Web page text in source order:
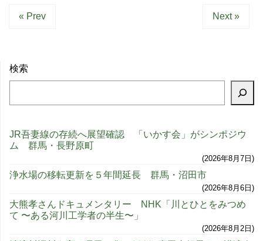
« Prev Next »
検索
JR吾妻線の存続へ展望確認 「いかす会」がシンポジウ
ム 群馬・長野原町
2026年8月7日
浄水場の移転更新を５年間延長 群馬・沼田市
2026年8月6日
大熊孝さんドキュメンタリー NHK「川とひとをみつめ
て 〜ある河川工学者の半生〜」
2026年8月2日